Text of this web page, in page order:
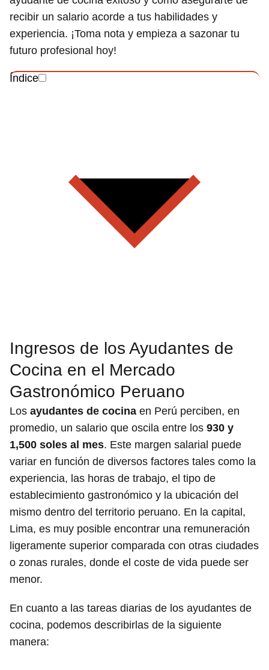
recibir un salario acorde a tus habilidades y
experiencia. ¡Toma nota y empieza a sazonar tu
futuro profesional hoy!
Índice
Ingresos de los Ayudantes de
Cocina en el Mercado
Gastronómico Peruano
Los ayudantes de cocina en Perú perciben, en
promedio, un salario que oscila entre los 930 y
1,500 soles al mes. Este margen salarial puede
variar en función de diversos factores tales como la
experiencia, las horas de trabajo, el tipo de
establecimiento gastronómico y la ubicación del
mismo dentro del territorio peruano. En la capital,
Lima, es muy posible encontrar una remuneración
ligeramente superior comparada con otras ciudades
o zonas rurales, donde el coste de vida puede ser
menor.
En cuanto a las tareas diarias de los ayudantes de
cocina, podemos describirlas de la siguiente
manera: